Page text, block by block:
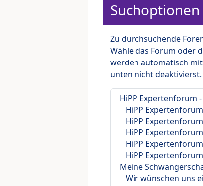
Suchoptionen
Zu durchsuchende
Wähle das Forum oder
werden automatisch
unten nicht deaktivierst.